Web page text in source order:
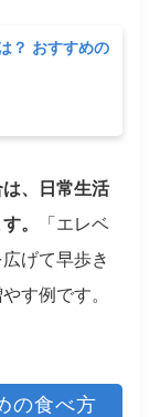
？ おすすめの
、日常生活
。
「エレベ
げて早歩き
す例です。
の食べ方